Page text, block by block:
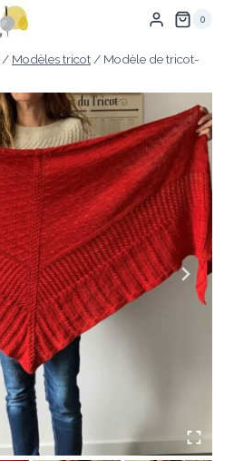
0
/ Modèles tricot/ Modèle de tricot-